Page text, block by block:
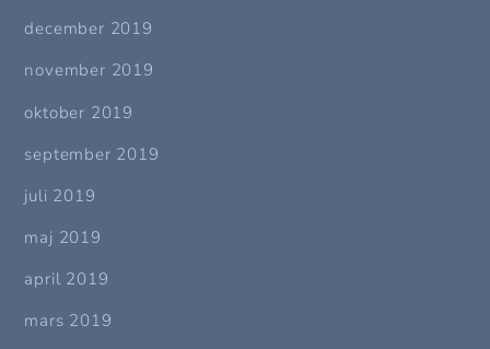
december 2019
november 2019
oktober 2019
september 2019
juli 2019
maj 2019
april 2019
mars 2019